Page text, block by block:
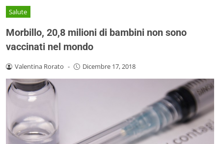
Salute
Morbillo, 20,8 milioni di bambini non sono
vaccinati nel mondo
Valentina Rorato - Dicembre 17, 2018